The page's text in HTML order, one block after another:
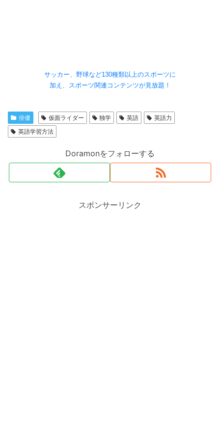
サッカー、野球など130種類以上のスポーツに
加え、スポーツ関連コンテンツが見放題！
俳優 仮面ライダー 独学 英語
英語力
英語学習方法
Doramonをフォローする
スポンサーリンク